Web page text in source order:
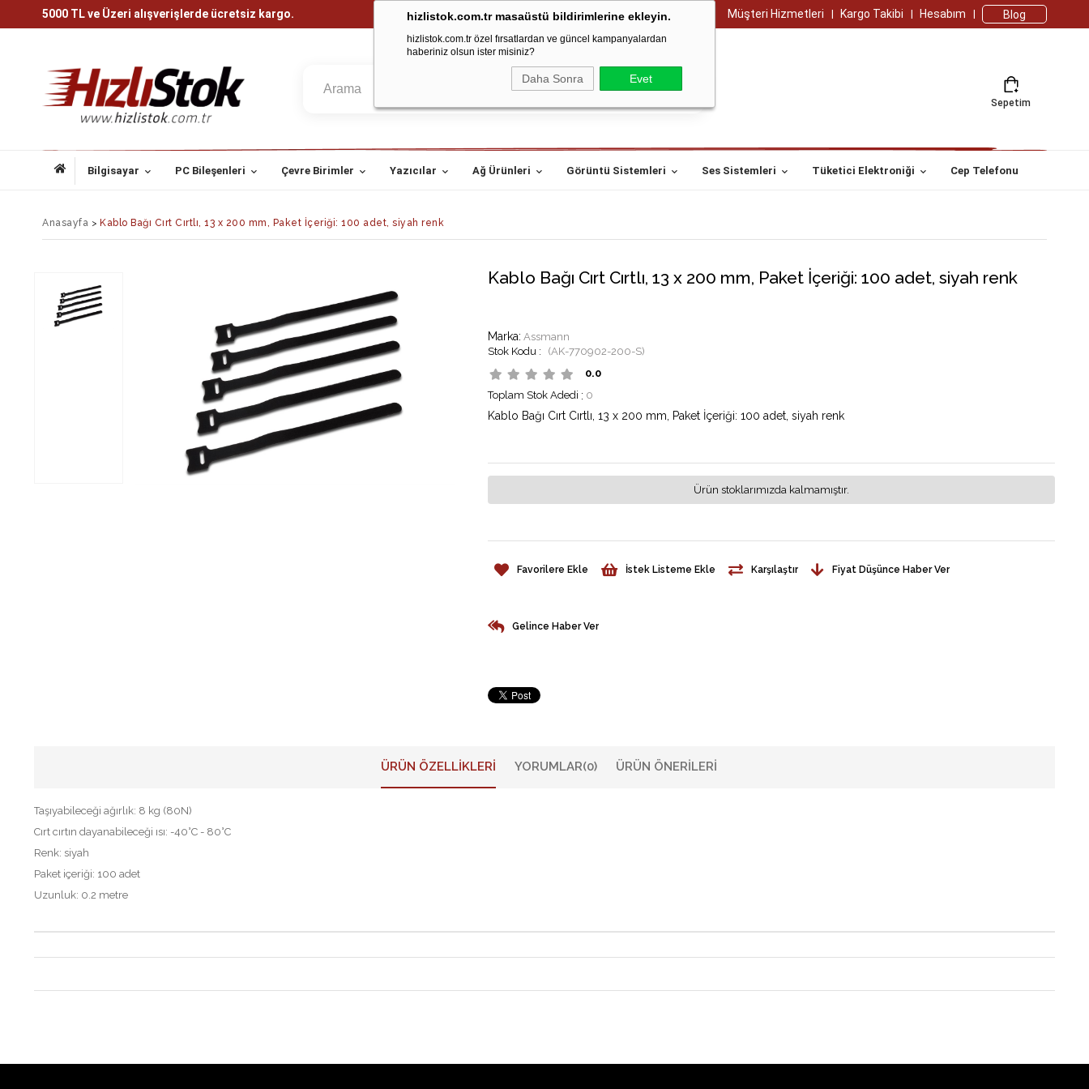
hizlistok.com.tr masaüstü bildirimlerine ekleyin.
hizlistok.com.tr özel fırsatlardan ve güncel kampanyalardan
haberiniz olsun ister misiniz?
Daha Sonra Evet
5000 TL ve Üzeri alışverişlerde ücretsiz kargo. Müşteri Hizmetleri Kargo Takibi Hesabım Blog
Sepetim
Bilgisayar PC Bileşenleri Çevre Birimler Yazıcılar Ağ Ürünleri Görüntü Sistemleri Ses Sistemleri Tüketici Elektroniği Cep Telefonu
Anasayfa > Kablo Bağı Cırt Cırtlı, 13 x 200 mm, Paket İçeriği: 100 adet, siyah renk
Marka: Assmann
Kablo Bağı Cırt Cırtlı, 13 x 200 mm, Paket İçeriği: 100 adet, siyah renk
(AK-770902-200-S)
0.0
Toplam Stok Adedi : 0
Kablo Bağı Cırt Cırtlı, 13 x 200 mm, Paket İçeriği: 100 adet, siyah renk
Ürün stoklarımızda kalmamıştır.
Favorilere Ekle İstek Listeme Ekle Karşılaştır Fiyat Düşünce Haber Ver
Gelince Haber Ver
ÜRÜN ÖZELLIKLERI YORUMLAR(0) ÜRÜN ÖNERILERI
Taşıyabileceği ağırlık: 8 kg (80N)
Cırt cırtın dayanabileceği ısı: -40°C - 80°C
Renk: siyah
Paket içeriği: 100 adet
Uzunluk: 0.2 metre